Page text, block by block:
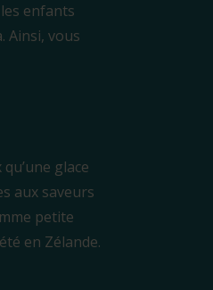
enfants
Ainsi, vous
glace
aux saveurs
petite
en Zélande.